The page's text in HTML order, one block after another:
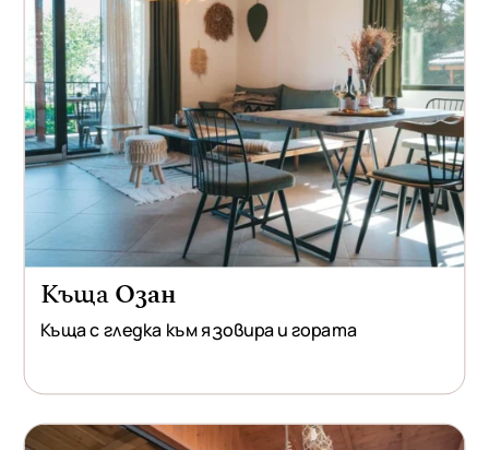
КъщаОзан
Къща с гледка към язовира и гората